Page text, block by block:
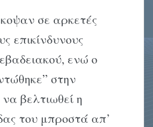
σε αρκετές
επικίνδυνους
ενώ ο
στην
βελτιωθεί η
του μπροστά απ’